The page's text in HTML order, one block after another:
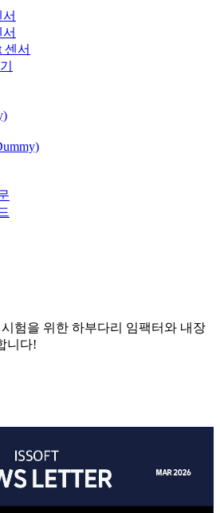
센서
험을 위한 하부다리 임팩터와 내장
니다!